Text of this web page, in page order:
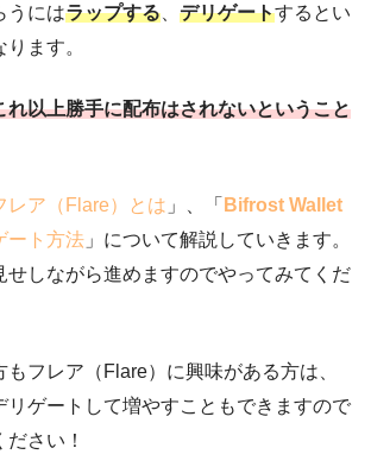
うにはラップする デリゲートするとい
ます。
れ以上勝手に配布はされないということ
レア（Flare）とは 」、「 Bifrost Wallet
ート方法 」について解説していきます。
せしながら進めますのでやってみてくだ
フレア（Flare）に興味がある方は、
リゲートして増やすこともできますので
さい！